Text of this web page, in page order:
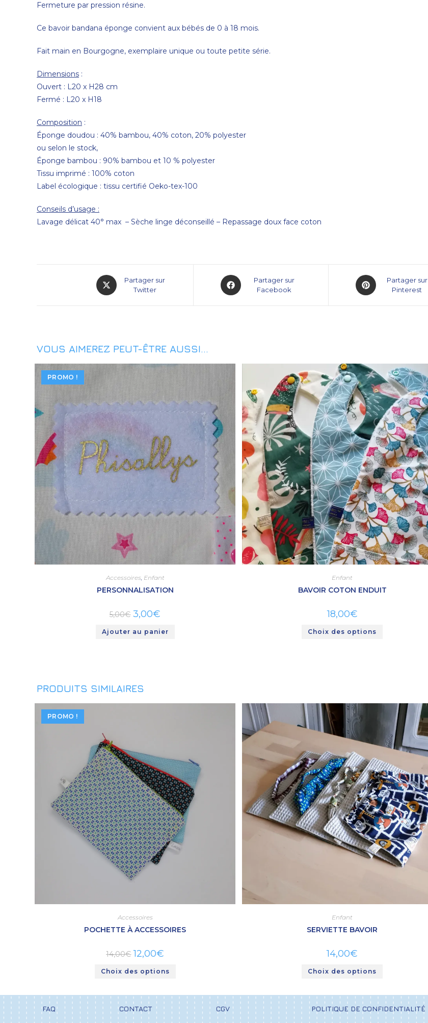
Fermeture par pression résine.
Ce bavoir bandana éponge convient aux bébés de 0 à 18 mois.
Fait main en Bourgogne, exemplaire unique ou toute petite série.
Dimensions :
Ouvert : L20 x H28 cm
Fermé : L20 x H18
Composition :
Éponge doudou : 40% bambou, 40% coton, 20% polyester
ou selon le stock,
Éponge bambou : 90% bambou et 10 % polyester
Tissu imprimé : 100% coton
Label écologique : tissu certifié Oeko-tex-100
Conseils d’usage :
Lavage délicat 40° max – Sèche linge déconseillé – Repassage doux face coton
Partager sur
Twitter
Partager sur
Facebook
Partager sur
Pinterest
VOUS AIMEREZ PEUT-ÊTRE AUSSI…
PROMO !
Accessoires, Enfant
PERSONNALISATION
5,00€ 3,00€
Ajouter au panier
Enfant
BAVOIR COTON ENDUIT
18,00€
Choix des options
PRODUITS SIMILAIRES
PROMO !
Accessoires
POCHETTE À ACCESSOIRES
14,00€ 12,00€
Choix des options
Enfant
SERVIETTE BAVOIR
14,00€
Choix des options
FAQ CONTACT CGV POLITIQUE DE CONFIDENTIALITÉ